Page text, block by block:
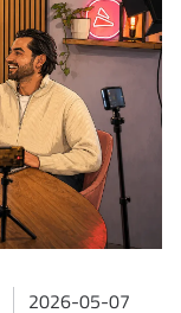
2026-05-07